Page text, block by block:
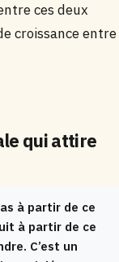
ces deux
croissance entre
qui attire
à partir de ce
à partir de ce
C’est un